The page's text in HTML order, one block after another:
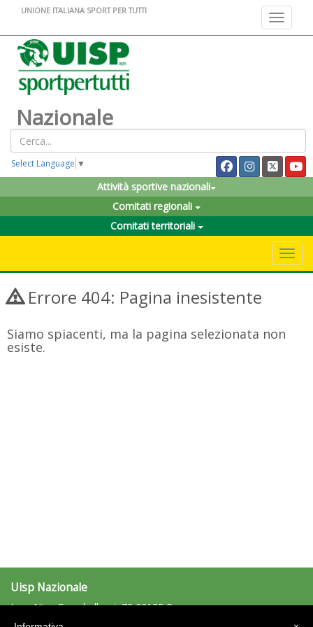
Toggle
UNIONE ITALIANA SPORT PER TUTTI
Nazionale
Select Language ▼
Attività sportive nazionali
Comitati regionali
Comitati territoriali
Errore 404: Pagina inesistente
Siamo spiacenti, ma la pagina selezionata non
esiste.
Uisp Nazionale
L.go Nino Franchellucci, 73 00155 Roma
Tel: 06.439841 - Fax: 06.43984320